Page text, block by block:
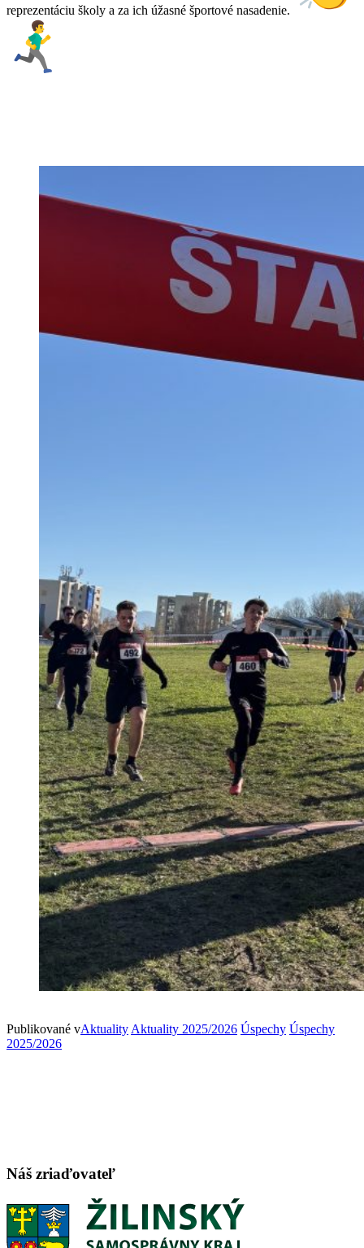
reprezentáciu školy a za ich úžasné športové nasadenie.
Publikované vAktuality Aktuality 2025/2026 Úspechy Úspechy
2025/2026
Náš zriaďovateľ